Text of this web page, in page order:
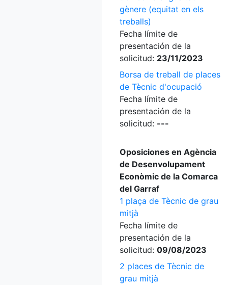
gènere (equitat en els
treballs)
Fecha límite de
presentación de la
solicitud: 23/11/2023
Borsa de treball de places
de Tècnic d'ocupació
Fecha límite de
presentación de la
solicitud: ---
Oposiciones en Agència
de Desenvolupament
Econòmic de la Comarca
del Garraf
1 plaça de Tècnic de grau
mitjà
Fecha límite de
presentación de la
solicitud: 09/08/2023
2 places de Tècnic de
grau mitjà